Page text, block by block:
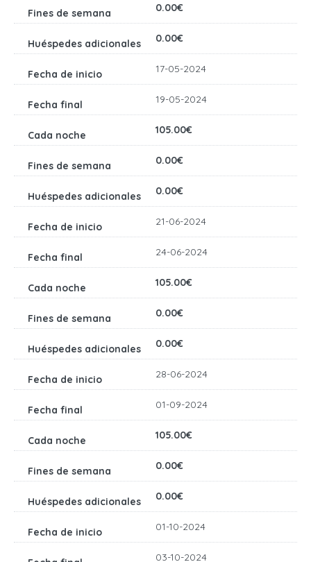
0.00€
0.00€
17-05-2024
19-05-2024
105.00€
0.00€
0.00€
21-06-2024
24-06-2024
105.00€
0.00€
0.00€
28-06-2024
01-09-2024
105.00€
0.00€
0.00€
01-10-2024
03-10-2024